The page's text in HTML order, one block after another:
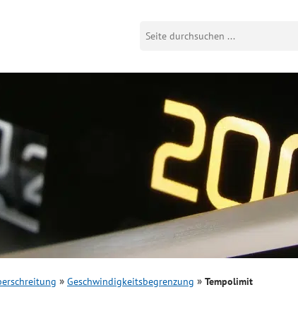
Geschwindigkeitsbegrenzung Tempolimit